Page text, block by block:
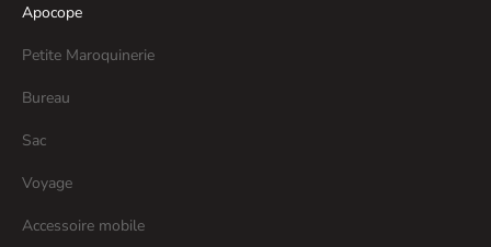
Apocope
Petite Maroquinerie
Bureau
Sac
Voyage
Accessoire mobile